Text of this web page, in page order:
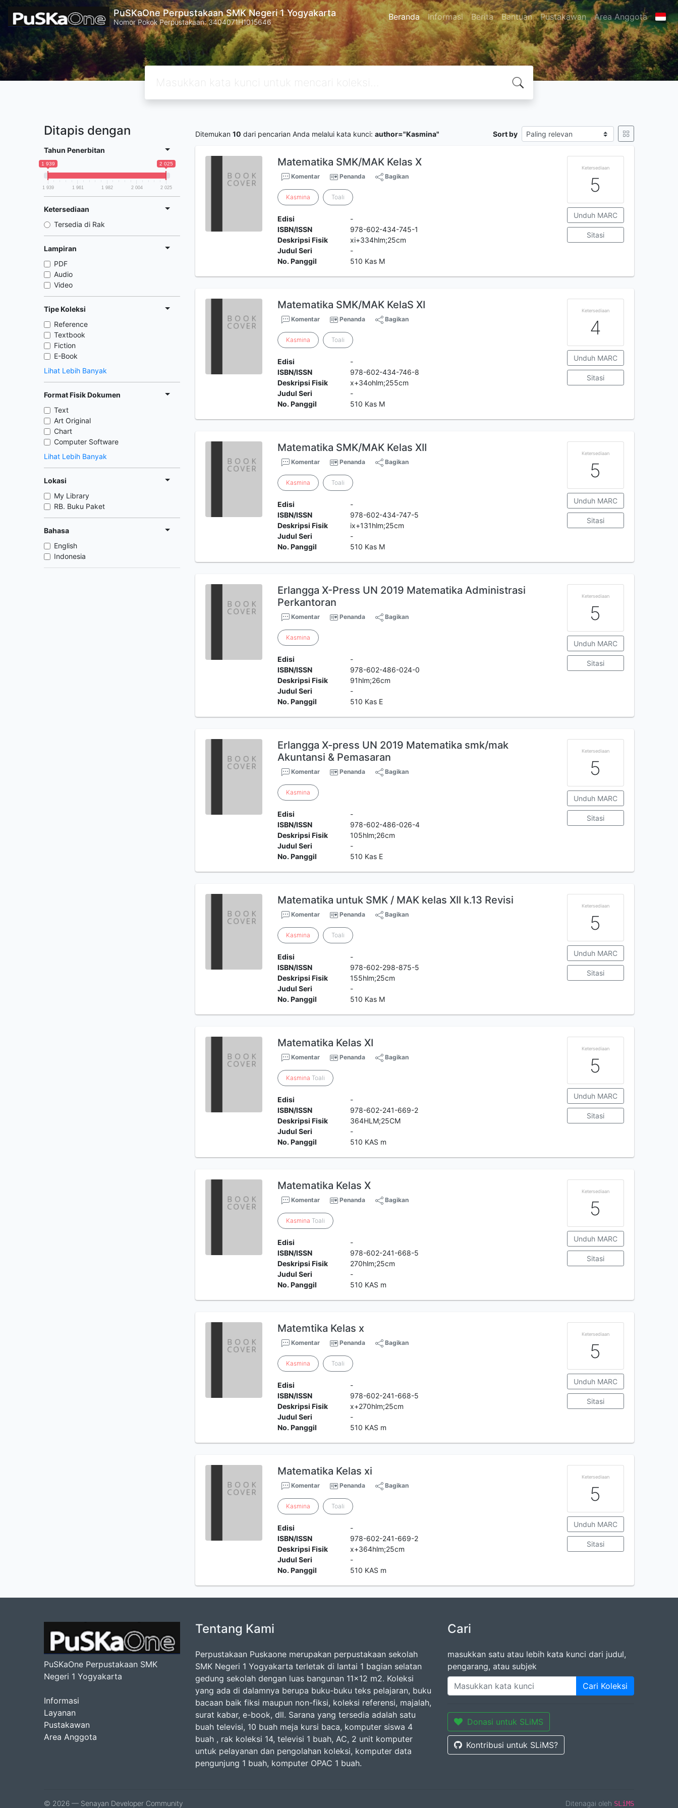
PuSKaOne Perpustakaan SMK Negeri 1 Yogyakarta
Nomor Pokok Perpustakaan: 3404071H1015646 Beranda Informasi Berita Bantuan Pustakawan Area Anggota
Ditapis dengan
Tahun Penerbitan
1 939 2 025
1 939 1 961 1 982 2 004 2 025
Ketersediaan
Tersedia di Rak
Lampiran
PDF
Audio
Video
Tipe Koleksi
Reference
Textbook
Fiction
E-Book
Lihat Lebih Banyak
Format Fisik Dokumen
Text
Art Original
Chart
Computer Software
Lihat Lebih Banyak
Lokasi
My Library
RB. Buku Paket
Bahasa
English
Indonesia
Ditemukan 10 dari pencarian Anda melalui kata kunci: author="Kasmina" Sort by
Matematika SMK/MAK Kelas X
Komentar Penanda Bagikan
Kasmina Toali
Edisi
-
ISBN/ISSN
978-602-434-745-1
Deskripsi Fisik
xi+334hlm;25cm
Judul Seri
-
No. Panggil
510 Kas M
Ketersediaan
5
Unduh MARC
Sitasi
Matematika SMK/MAK KelaS XI
Komentar Penanda Bagikan
Kasmina Toali
Edisi
-
ISBN/ISSN
978-602-434-746-8
Deskripsi Fisik
x+34ohlm;255cm
Judul Seri
-
No. Panggil
510 Kas M
Ketersediaan
4
Unduh MARC
Sitasi
Matematika SMK/MAK Kelas XII
Komentar Penanda Bagikan
Kasmina Toali
Edisi
-
ISBN/ISSN
978-602-434-747-5
Deskripsi Fisik
ix+131hlm;25cm
Judul Seri
-
No. Panggil
510 Kas M
Ketersediaan
5
Unduh MARC
Sitasi
Erlangga X-Press UN 2019 Matematika Administrasi
Perkantoran
Komentar Penanda Bagikan
Kasmina
Edisi
-
ISBN/ISSN
978-602-486-024-0
Deskripsi Fisik
91hlm;26cm
Judul Seri
-
No. Panggil
510 Kas E
Ketersediaan
5
Unduh MARC
Sitasi
Erlangga X-press UN 2019 Matematika smk/mak
Akuntansi & Pemasaran
Komentar Penanda Bagikan
Kasmina
Edisi
-
ISBN/ISSN
978-602-486-026-4
Deskripsi Fisik
105hlm;26cm
Judul Seri
-
No. Panggil
510 Kas E
Ketersediaan
5
Unduh MARC
Sitasi
Matematika untuk SMK / MAK kelas XII k.13 Revisi
Komentar Penanda Bagikan
Kasmina Toali
Edisi
-
ISBN/ISSN
978-602-298-875-5
Deskripsi Fisik
155hlm;25cm
Judul Seri
-
No. Panggil
510 Kas M
Ketersediaan
5
Unduh MARC
Sitasi
Matematika Kelas XI
Komentar Penanda Bagikan
Kasmina Toali
Edisi
-
ISBN/ISSN
978-602-241-669-2
Deskripsi Fisik
364HLM;25CM
Judul Seri
-
No. Panggil
510 KAS m
Ketersediaan
5
Unduh MARC
Sitasi
Matematika Kelas X
Komentar Penanda Bagikan
Kasmina Toali
Edisi
-
ISBN/ISSN
978-602-241-668-5
Deskripsi Fisik
270hlm;25cm
Judul Seri
-
No. Panggil
510 KAS m
Ketersediaan
5
Unduh MARC
Sitasi
Matemtika Kelas x
Komentar Penanda Bagikan
Kasmina Toali
Edisi
-
ISBN/ISSN
978-602-241-668-5
Deskripsi Fisik
x+270hlm;25cm
Judul Seri
-
No. Panggil
510 KAS m
Ketersediaan
5
Unduh MARC
Sitasi
Matematika Kelas xi
Komentar Penanda Bagikan
Kasmina Toali
Edisi
-
ISBN/ISSN
978-602-241-669-2
Deskripsi Fisik
x+364hlm;25cm
Judul Seri
-
No. Panggil
510 KAS m
Ketersediaan
5
Unduh MARC
Sitasi
PuSKaOne Perpustakaan SMK
Negeri 1 Yogyakarta
Informasi
Layanan
Pustakawan
Area Anggota
Tentang Kami
Perpustakaan Puskaone merupakan perpustakaan sekolah
SMK Negeri 1 Yogyakarta terletak di lantai 1 bagian selatan
gedung sekolah dengan luas bangunan 11x12 m2. Koleksi
yang ada di dalamnya berupa buku-buku teks pelajaran, buku
bacaan baik fiksi maupun non-fiksi, koleksi referensi, majalah,
surat kabar, e-book, dll. Sarana yang tersedia adalah satu
buah televisi, 10 buah meja kursi baca, komputer siswa 4
buah , rak koleksi 14, televisi 1 buah, AC, 2 unit komputer
untuk pelayanan dan pengolahan koleksi, komputer data
pengunjung 1 buah, komputer OPAC 1 buah.
Cari
masukkan satu atau lebih kata kunci dari judul,
pengarang, atau subjek
Cari Koleksi
Donasi untuk SLiMS
Kontribusi untuk SLiMS?
© 2026 — Senayan Developer Community Ditenagai oleh SLiMS